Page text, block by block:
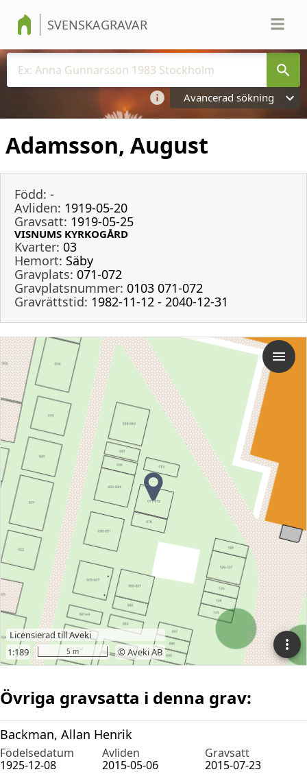
SVENSKAGRAVAR
Avancerad sökning
Adamsson, August
Född: -
Avliden: 1919-05-20
Gravsatt: 1919-05-25
VISNUMS KYRKOGÅRD
Kvarter: 03
Hemort: Säby
Gravplats: 071-072
Gravplatsnummer: 0103 071-072
Gravrättstid: 1982-11-12 - 2040-12-31
Övriga gravsatta i denna grav:
Backman, Allan Henrik
Födelsedatum Avliden
Gravsatt
1925-12-08
2015-05-06 2015-07-23